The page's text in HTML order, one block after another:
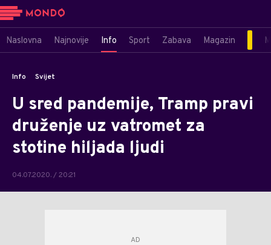
Naslovna Najnovije Info Sport Zabava Magazin
Info Svijet
U sred pandemije, Tramp pravi
druženje uz vatromet za
stotine hiljada ljudi
04.07.2020. / 20:21